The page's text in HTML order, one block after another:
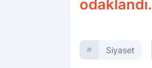
odaklandı.
Siyaset